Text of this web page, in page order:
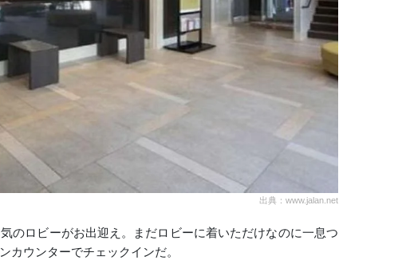
出典：www.jalan.net
のロビーがお出迎え。まだロビーに着いただけなのに一息つ
カウンターでチェックインだ。